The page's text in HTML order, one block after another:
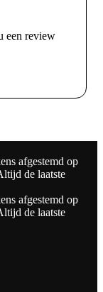
een review
afgestemd op
de laatste
afgestemd op
de laatste